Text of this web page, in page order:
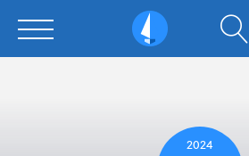
Sailarena
2024